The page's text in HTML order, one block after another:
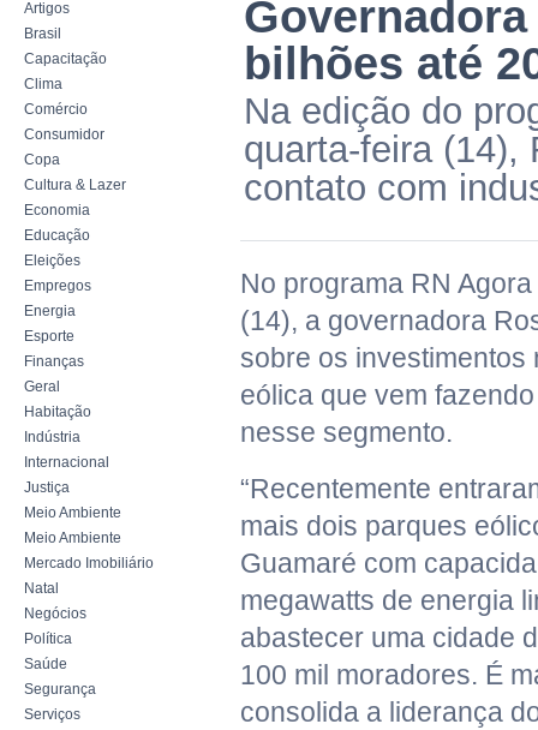
Artigos
Brasil
Capacitação
Clima
Comércio
Consumidor
Copa
Cultura & Lazer
Economia
Educação
Eleições
Empregos
Energia
Esporte
Finanças
Geral
Habitação
Indústria
Internacional
Justiça
Meio Ambiente
Meio Ambiente
Mercado Imobiliário
Natal
Negócios
Política
Saúde
Segurança
Serviços
bilhões até
Na edição do
quarta-feira (14),
contato com
No programa RN
(14), a governadora
sobre os investimentos
eólica que vem
nesse segmento.
“Recentemente
mais dois parques
Guamaré com
megawatts de energia
abastecer uma cidade
100 mil moradores. É
consolida a liderança